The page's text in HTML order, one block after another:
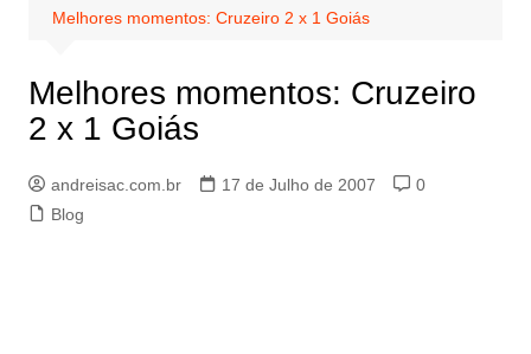
Melhores momentos: Cruzeiro 2 x 1 Goiás
Melhores momentos: Cruzeiro
2 x 1 Goiás
andreisac.com.br 17 de Julho de 2007
0
Blog